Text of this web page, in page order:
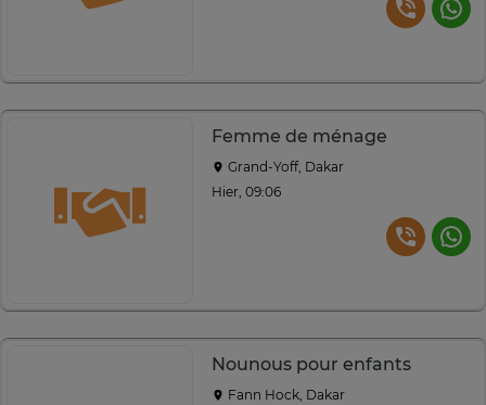
Femme de ménage
Grand-Yoff, Dakar
Hier, 09:06
Nounous pour enfants
Fann Hock, Dakar